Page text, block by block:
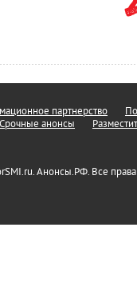
партнерство
Срочные анонсы
Анонсы.РФ. Все